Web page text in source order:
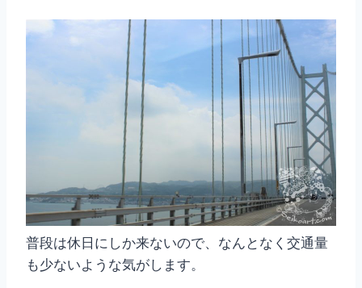
普段は休日にしか来ないので、なんとなく交通量
も少ないような気がします。